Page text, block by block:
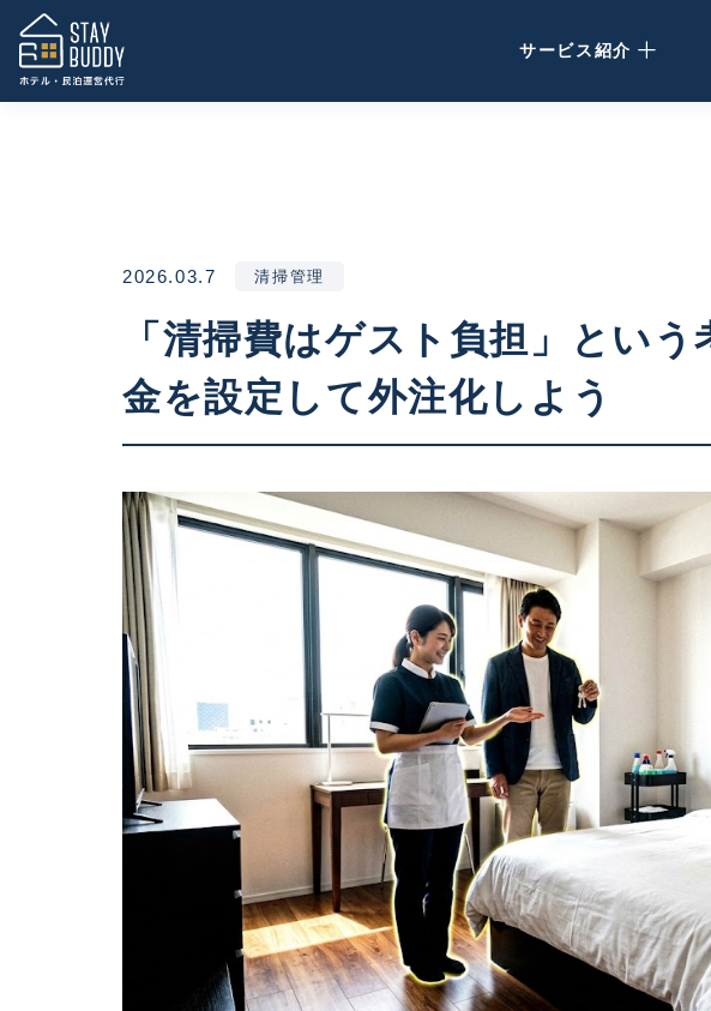
サービス紹介
民泊運営代行
空き家活用
ホテル開発・運営
2026.03.7 清掃管理
「清掃費はゲスト負担」とい
金を設定して外注化しよう